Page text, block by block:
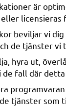
är
beviljar vi
de tjänster vi
hyra ut,
de fall där
tjänster som